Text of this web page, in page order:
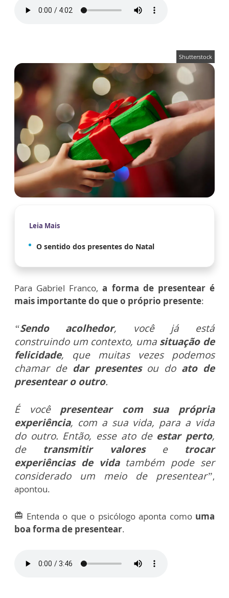
Shutterstock
Leia Mais
O sentido dos presentes do Natal
Para Gabriel Franco,a forma de presentear é
mais importante do que o próprio presente:
“Sendo acolhedor, você já está
construindo um contexto, uma situação de
felicidade, que muitas vezes podemos
chamar de dar presentesou do ato de
presentear o outro.
É você presentear com sua própria
experiência, com a sua vida, para a vida
do outro. Então, esse ato de estar perto,
de transmitir valorese trocar
experiências de vidatambém pode ser
considerado um meio de presentear”,
apontou.
card_giftcard Entenda o que o psicólogo aponta como uma
boa forma de presentear.